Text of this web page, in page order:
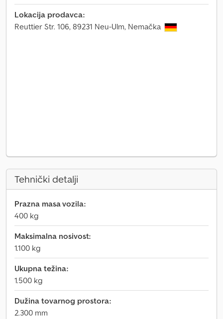
Lokacija prodavca:
Reuttier Str. 106, 89231 Neu-Ulm, Nemačka
Tehnički detalji
Prazna masa vozila:
400 kg
Maksimalna nosivost:
1.100 kg
Ukupna težina:
1.500 kg
Dužina tovarnog prostora:
2.300 mm